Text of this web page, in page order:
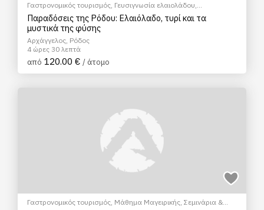
Γαστρονομικός τουρισμός, Γευσιγνωσία ελαιολάδου,
EcoΠεριηγήση
Σεμινάρια & Μαθήματα
Παραδόσεις της Ρόδου: Ελαιόλαδο, τυρί και τα
μυστικά της φύσης
Αρχάγγελος, Ρόδος
4 ώρες 30 λεπτά
από 120.00 € / άτομο
Γαστρονομικός τουρισμός, Μάθημα Μαγειρικής, Σεμινάρια &